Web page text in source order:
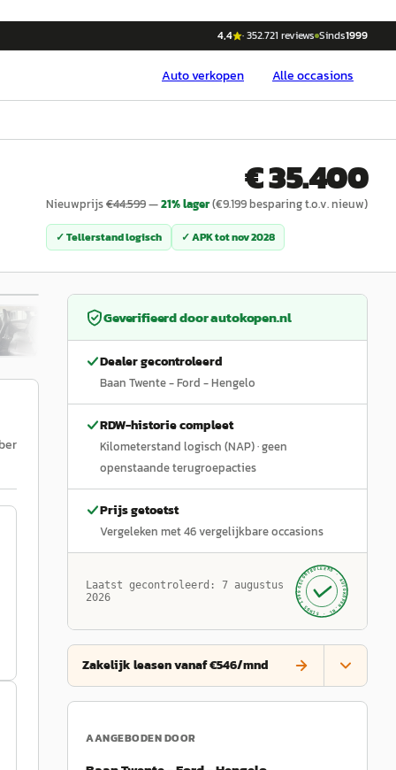
4,4 ·352.721 reviews Sinds1999
Autoverkopen Alle occasions
€ 35.400
Nieuwprijs€44.599—21% lager(€9.199besparing t.o.v. nieuw)
✓ Tellerstand logisch ✓ APK totnov 2028
20
Geverifieerd doorautokopen.nl
Dealer gecontroleerd
Baan Twente - Ford - Hengelo
RDW-historie compleet
Kilometerstand logisch (NAP)· geen
openstaande terugroepacties
Prijs getoetst
Vergeleken met46vergelijkbare occasions
Laatst gecontroleerd: 7 augustus
2026
GECONTROLEERD ·
AUTOKOPEN.NL
· SINDS 1999 ·
Zakelijk leasen vanaf €546/mnd
AANGEBODEN DOOR